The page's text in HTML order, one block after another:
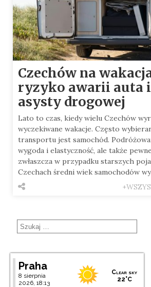
Czechów na
ryzyko awarii auta
asysty drogowej
Lato to czas, kiedy wielu Czechów
wyczekiwane wakacje. Często
transportu jest samochód.
wygoda i elastyczność, ale także
zwłaszcza w przypadku starszych
Czechach średni wiek samochodów
Praha
8 sierpnia
2026, 18:13
Clear sky
22°C